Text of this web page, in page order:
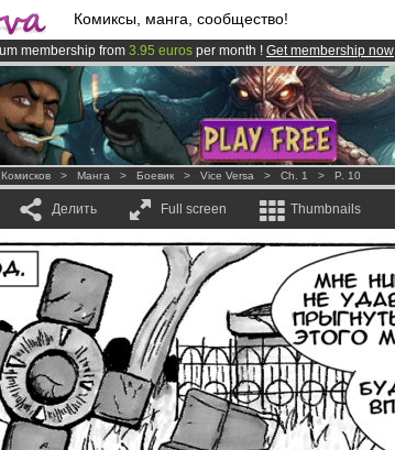
Комиксы, манга, сообщество!
membership from 3.95 euros per month ! Get membership now
Kickstarter is now LIVE!.
100000membersand 1000 comics & mangas!.
> Манга > Боевик > Vice Versa > Ch. 1 > P. 10
Делить Full screen Thumbnails